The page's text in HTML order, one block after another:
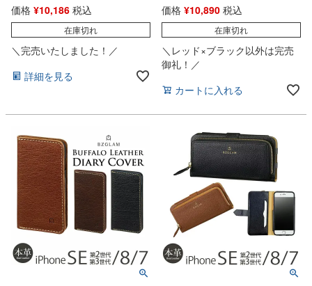
価格 ¥10,186 税込
在庫切れ
＼完売いたしました！／
詳細を見る
価格 ¥10,890 税込
在庫切れ
＼レッド×ブラック以外は完売
御礼！／
カートに入れる